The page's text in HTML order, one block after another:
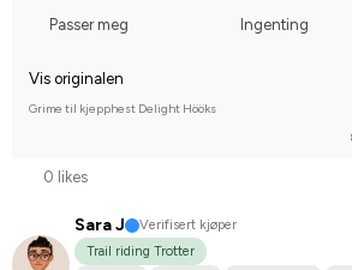
Passer meg
Ingenting
Vis originalen
Grime til kjepphest Delight Hööks
0 likes
Sara J
Verifisert kjøper
Trail riding Trotter